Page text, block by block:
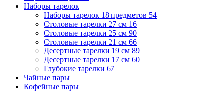
Наборы тарелок
Наборы тарелок 18 предметов 54
Столовые тарелки 27 см 16
Столовые тарелки 25 см 90
Столовые тарелки 21 см 66
Десертные тарелки 19 см 89
Десертные тарелки 17 см 60
Глубокие тарелки 67
Чайные пары
Кофейные пары